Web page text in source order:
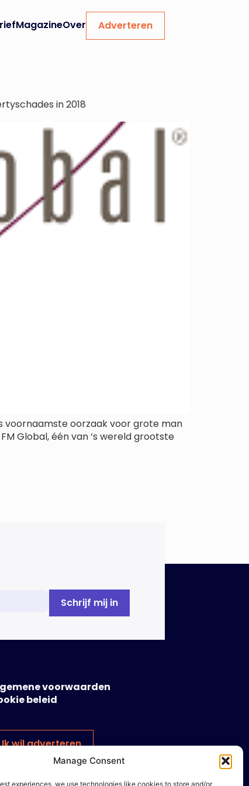
Manage Consent
experiences, we use technologies like cookies to store and/or
MagazineOver Adverteren
in 2018
voornaamste oorzaak voor grote man
Global, één van ‘s wereld grootste
voorwaarden
beleid
Ik wil adverteren